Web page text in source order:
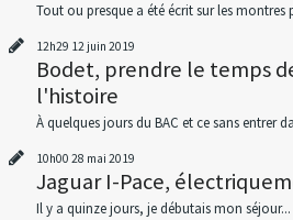
Tout ou presque a été écrit sur les montres
12h29 12 juin 2019
Bodet, prendre le temps
l'histoire
À quelques jours du BAC et ce sans entrer
10h00 28 mai 2019
Jaguar I-Pace,
Il y a quinze jours, je débutais mon séjour...